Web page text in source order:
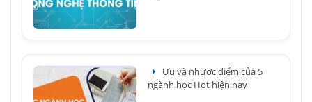
Ưu và nhược điểm của 5
ngành học Hot hiện nay